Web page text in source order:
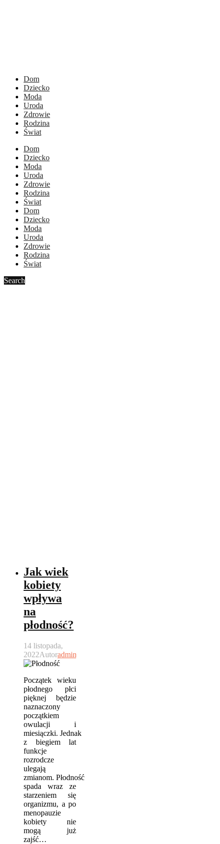
Dom
Dziecko
Moda
Uroda
Zdrowie
Rodzina
Świat
Dom
Dziecko
Moda
Uroda
Zdrowie
Rodzina
Świat
Dom
Dziecko
Moda
Uroda
Zdrowie
Rodzina
Świat
Search
Jak wiek
kobiety
wpływa
na
płodność?
14 listopada,
2022Autoradmin
Początek wieku
płodnego płci
pięknej będzie
naznaczony
początkiem
owulacji i
miesiączki. Jednak
z biegiem lat
funkcje
rozrodcze
ulegają
zmianom. Płodność
spada wraz ze
starzeniem się
organizmu, a po
menopauzie
kobiety nie
mogą już
zajść…